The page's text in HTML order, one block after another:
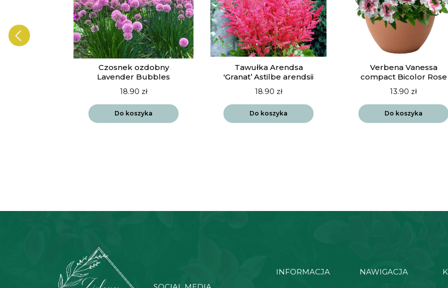
Czosnek ozdobny
Lavender Bubbles
18.90 zł
Do koszyka
Tawułka Arendsa
'Granat’ Astilbe arendsii
18.90 zł
Do koszyka
Verbena Vanessa
compact Bicolor Rose
13.90 zł
Do koszyka
INFORMACJA NAWIGACJA